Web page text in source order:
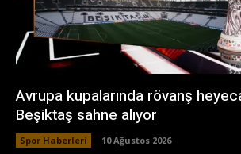
Avrupa kupalarında rövanş
Beşiktaş sahne alıyor
Spor Haberleri 10 Ağustos 2026